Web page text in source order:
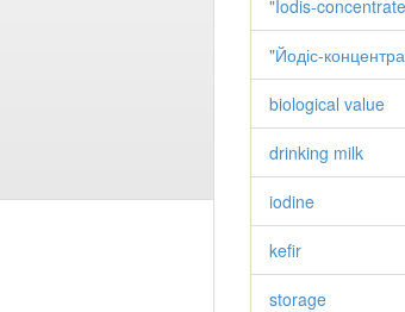
"Iodis-
"Йодіс-
biological value
drinking milk
iodine
kefir
storage